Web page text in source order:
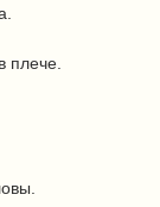
плече.